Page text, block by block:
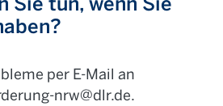
per E-Mail an
nrw@dlr.de.